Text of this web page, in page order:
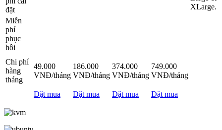
XLarge.
đặt
Miễn
phí
phục
hồi
Chi phí
hàng
tháng
49.000
VNĐ/tháng
186.000
VNĐ/tháng
374.000
VNĐ/tháng
749.000
VNĐ/tháng
Đặt mua Đặt mua Đặt mua Đặt mua